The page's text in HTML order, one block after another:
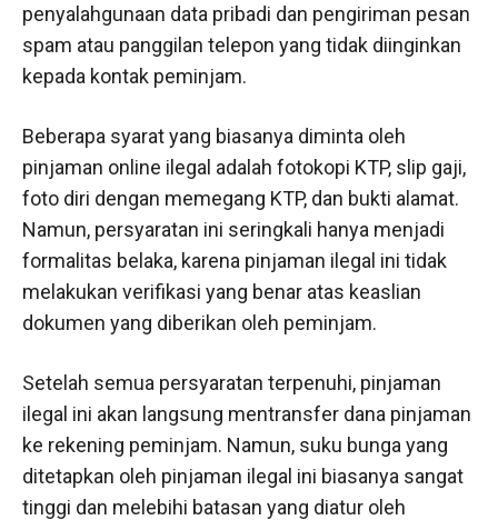
penyalahgunaan data pribadi dan pengiriman pesan
spam atau panggilan telepon yang tidak diinginkan
kepada kontak peminjam.
Beberapa syarat yang biasanya diminta oleh
pinjaman online ilegal adalah fotokopi KTP, slip gaji,
foto diri dengan memegang KTP, dan bukti alamat.
Namun, persyaratan ini seringkali hanya menjadi
formalitas belaka, karena pinjaman ilegal ini tidak
melakukan verifikasi yang benar atas keaslian
dokumen yang diberikan oleh peminjam.
Setelah semua persyaratan terpenuhi, pinjaman
ilegal ini akan langsung mentransfer dana pinjaman
ke rekening peminjam. Namun, suku bunga yang
ditetapkan oleh pinjaman ilegal ini biasanya sangat
tinggi dan melebihi batasan yang diatur oleh